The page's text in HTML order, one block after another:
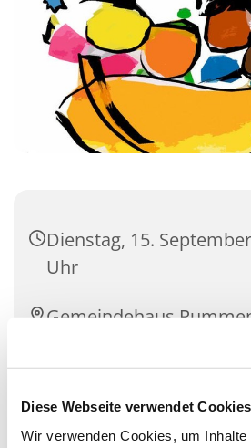
Diese Webseite verwendet Cookies
Wir verwenden Cookies, um Inhalte
Dienstag, 15.
Uhr
Gemeindehaus
Bührener Weg 17,